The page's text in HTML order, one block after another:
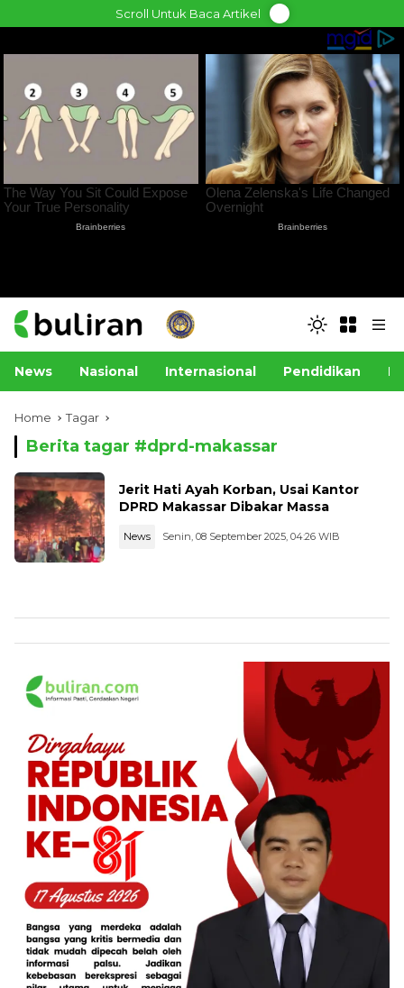
to
Scroll Untuk Baca Artikel
News Nasional Internasional Pendidikan
Home Tagar
Berita tagar #dprd-makassar
Jerit Hati Ayah Korban, Usai Kantor
DPRD Makassar Dibakar Massa
News Senin, 08 September 2025, 04:26 WIB